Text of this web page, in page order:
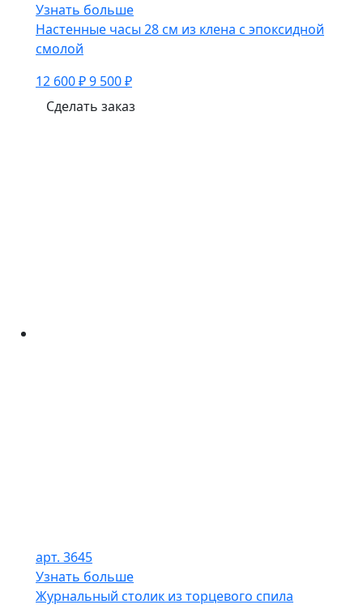
Узнать больше
Настенные часы 28 см из клена с эпоксидной
смолой
12 600 ₽9 500 ₽
Сделать заказ
арт. 3645
Узнать больше
Журнальный столик из торцевого спила